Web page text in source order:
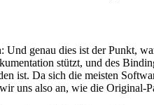
genau dies ist der Punkt,
stützt, und des
ist. Da sich die meisten
uns also an, wie die Original-